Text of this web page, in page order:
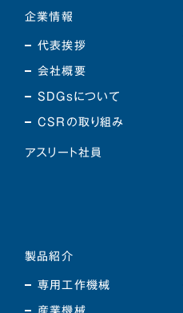
企業情報
代表挨拶
会社概要
SDGsについて
CSRの取り組み
アスリート社員
製品紹介
専用工作機械
産業機械